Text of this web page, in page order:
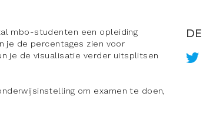
mbo-studenten een opleiding
je de percentages zien voor
je de visualisatie verder uitsplitsen
om examen te doen,